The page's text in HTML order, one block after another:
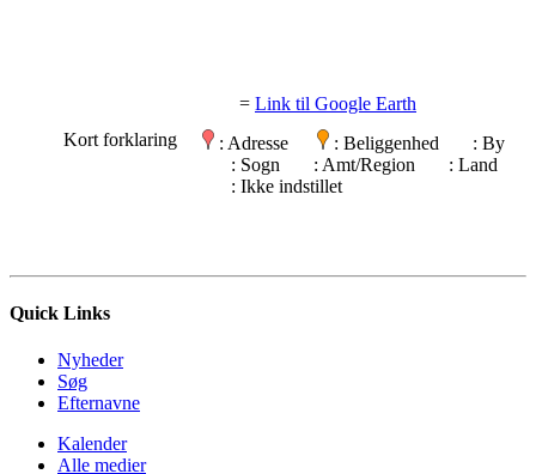
= Link til Google Earth
Kort forklaring
: Adresse : Beliggenhed
: By
: Sogn
: Amt/Region
: Land
: Ikke indstillet
Quick Links
Nyheder
Søg
Efternavne
Kalender
Alle medier